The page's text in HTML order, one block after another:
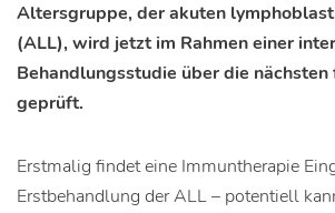
Altersgruppe, der akuten
(ALL), wird jetzt im Rahmen einer
Behandlungsstudie über die nächsten
geprüft.
Erstmalig findet eine Immuntherapie
Erstbehandlung der ALL – potentiell